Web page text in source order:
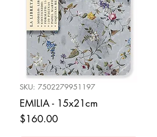
SKU: 7502279951197
EMILIA - 15x21cm
$160.00Precio